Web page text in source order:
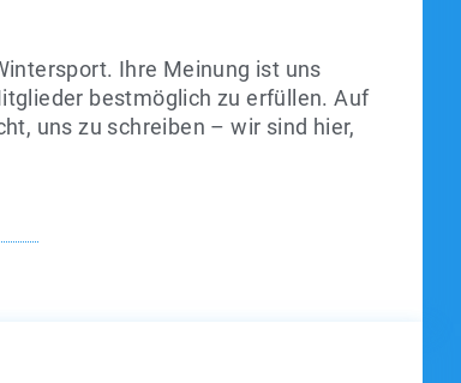
Ihre Meinung ist uns
bestmöglich zu erfüllen. Auf
uns zu schreiben – wir sind hier,